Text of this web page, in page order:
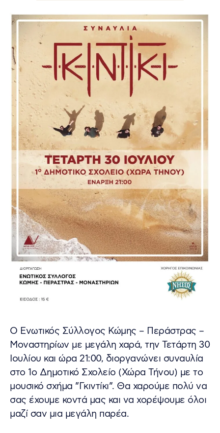
Ο Ενωτικός Σύλλογος Κώμης – Περάστρας –
Μοναστηρίων με μεγάλη χαρά, την Τετάρτη 30
Ιουλίου και ώρα 21:00, διοργανώνει συναυλία
στο 1ο Δημοτικό Σχολείο (Χώρα Τήνου) με το
μουσικό σχήμα ”Γκιντίκι”. Θα χαρούμε πολύ να
σας έχουμε κοντά μας και να χορέψουμε όλοι
μαζί σαν μια μεγάλη παρέα.